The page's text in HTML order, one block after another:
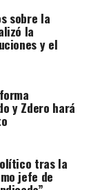
sobre la
la
y el
y Zdero hará
tras la
jefe de